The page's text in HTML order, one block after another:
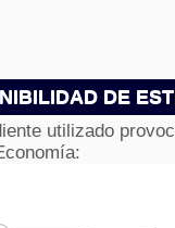
DE
utilizado